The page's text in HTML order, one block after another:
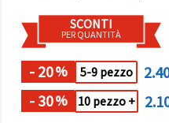
momento.
Per ulteriori
informazioni,
la nostra
Politica sui
cookiee
l'Informativa
sulla
SCONTI
PER QUANTITÀ
- 20% 5-9 pezzo
- 30% 10 pezzo +